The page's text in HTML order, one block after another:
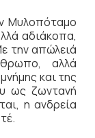
Μυλοπόταμο
αδιάκοπα,
την απώλειά
αλλά
και της
ως ζωντανή
η ανδρεία